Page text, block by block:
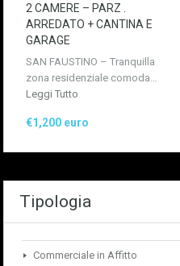
2 CAMERE – PARZ .
ARREDATO + CANTINA E
GARAGE
SAN FAUSTINO – Tranquilla
zona residenziale comoda…
Leggi Tutto
€1,200 euro
Tipologia
Commerciale in Affitto